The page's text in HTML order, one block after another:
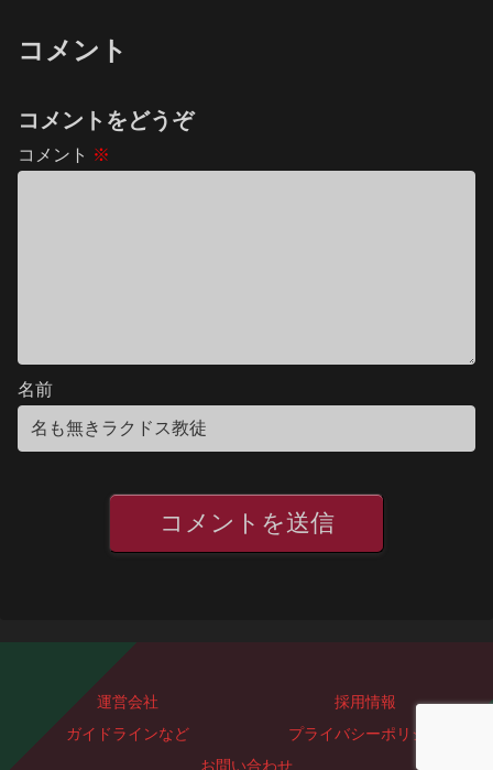
コメント
コメントをどうぞ
コメント ※
名前
運営会社
採用情報
ガイドラインなど
プライバシーポリシー
お問い合わせ